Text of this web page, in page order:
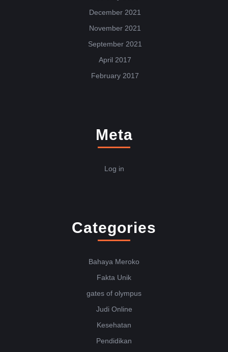
December 2021
November 2021
September 2021
April 2017
February 2017
Meta
Log in
Categories
Bahaya Meroko
Fakta Unik
gates of olympus
Judi Online
Kesehatan
Pendidikan